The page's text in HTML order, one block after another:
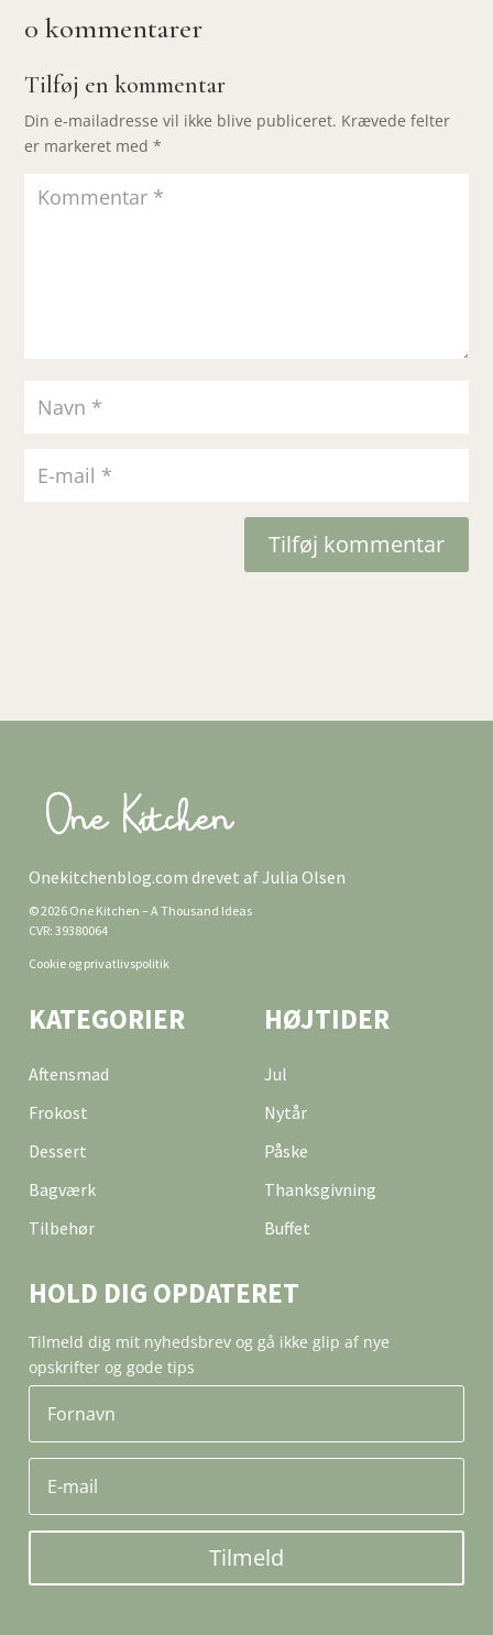
0 kommentarer
Tilføj en kommentar
Din e-mailadresse vil ikke blive publiceret. Krævede felter
er markeret med*
Tilføj kommentar
Onekitchenblog.com drevet af Julia Olsen
© 2026 One Kitchen – A Thousand Ideas
CVR: 39380064
Cookie og privatlivspolitik
KATEGORIER
Aftensmad
Frokost
Dessert
Bagværk
Tilbehør
HØJTIDER
Jul
Nytår
Påske
Thanksgivning
Buffet
HOLD DIG OPDATERET
Tilmeld dig mit nyhedsbrev og gå ikke glip af nye
opskrifter og gode tips
Tilmeld